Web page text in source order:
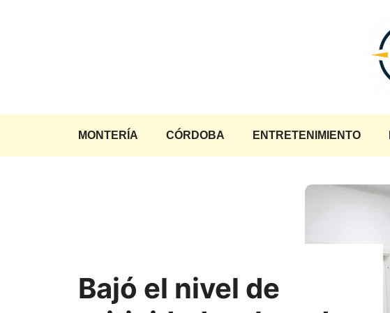
MONTERÍA CÓRDOBA ENTRETENIMIENTO
Bajó el nivel de